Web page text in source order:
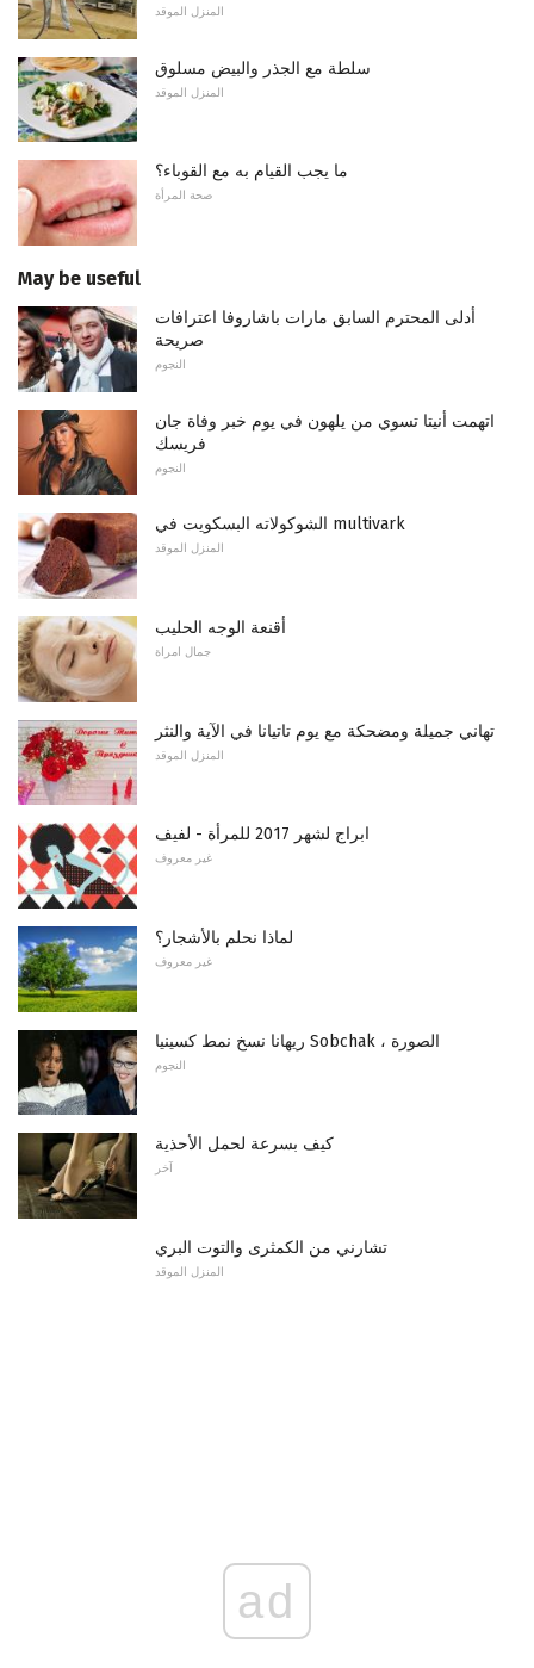
المنزل الموقد
سلطة مع الجذر والبيض مسلوق
المنزل الموقد
ما يجب القيام به مع القوباء؟
صحة المرأة
May be useful
أدلى المحترم السابق مارات باشاروفا اعترافات
صريحة
النجوم
اتهمت أنيتا تسوي من يلهون في يوم خبر وفاة جان
فريسك
النجوم
الشوكولاته البسكويت في multivark
المنزل الموقد
أقنعة الوجه الحليب
جمال امراة
تهاني جميلة ومضحكة مع يوم تاتيانا في الآية والنثر
المنزل الموقد
ابراج لشهر 2017 للمرأة - لفيف
غير معروف
لماذا نحلم بالأشجار؟
غير معروف
ريهانا نسخ نمط كسينيا Sobchak ، الصورة
النجوم
كيف بسرعة لحمل الأحذية
آخر
تشارني من الكمثرى والتوت البري
المنزل الموقد
ad